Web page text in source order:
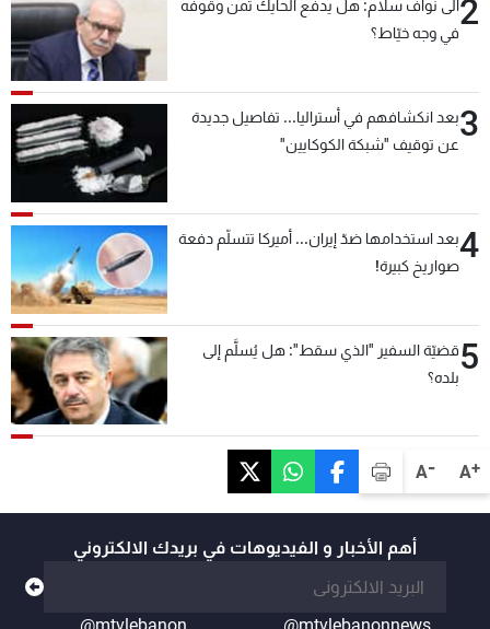
A+
A-
2الى نواف سلام: هل يدفع الحايك ثمن وقوفه
في وجه خيّاط؟
3بعد انكشافهم في أستراليا... تفاصيل جديدة
عن توقيف "شبكة الكوكايين"
4بعد استخدامها ضدّ إيران... أميركا تتسلّم دفعة
صواريخ كبيرة!
5قضيّة السفير "الذي سقط": هل يُسلَّم إلى
بلده؟
أهم الأخبار و الفيديوهات في بريدك الالكتروني